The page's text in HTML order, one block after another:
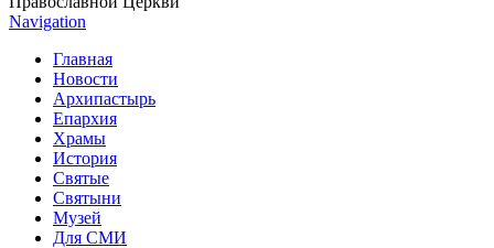
Navigation
Главная
Новости
Архипастырь
Епархия
Храмы
История
Святые
Святыни
Музей
Для СМИ